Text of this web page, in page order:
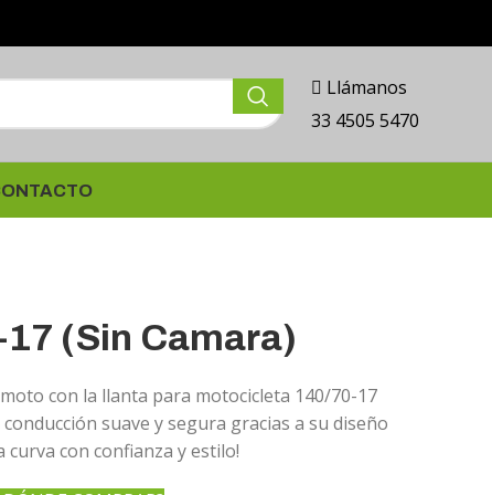
Llámanos
33 4505 5470
(Sin Camara)
con la llanta para motocicleta 140/70-17
suave y segura gracias a su diseño
curva con confianza y estilo!